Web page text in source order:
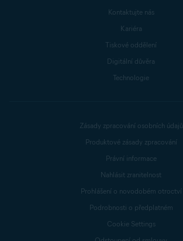
Kontaktujte nás
Kariéra
Tiskové oddělení
Digitální důvěra
Technologie
Zásady zpracování osobních údajů
Produktové zásady zpracování
Právní informace
Nahlásit zranitelnost
Prohlášení o novodobém otroctví
Podrobnosti o předplatném
Cookie Settings